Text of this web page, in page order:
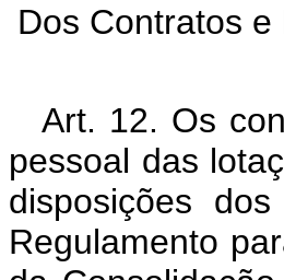
Dos Contratos
Art. 12. Os
pessoal das
disposições
Regulamento